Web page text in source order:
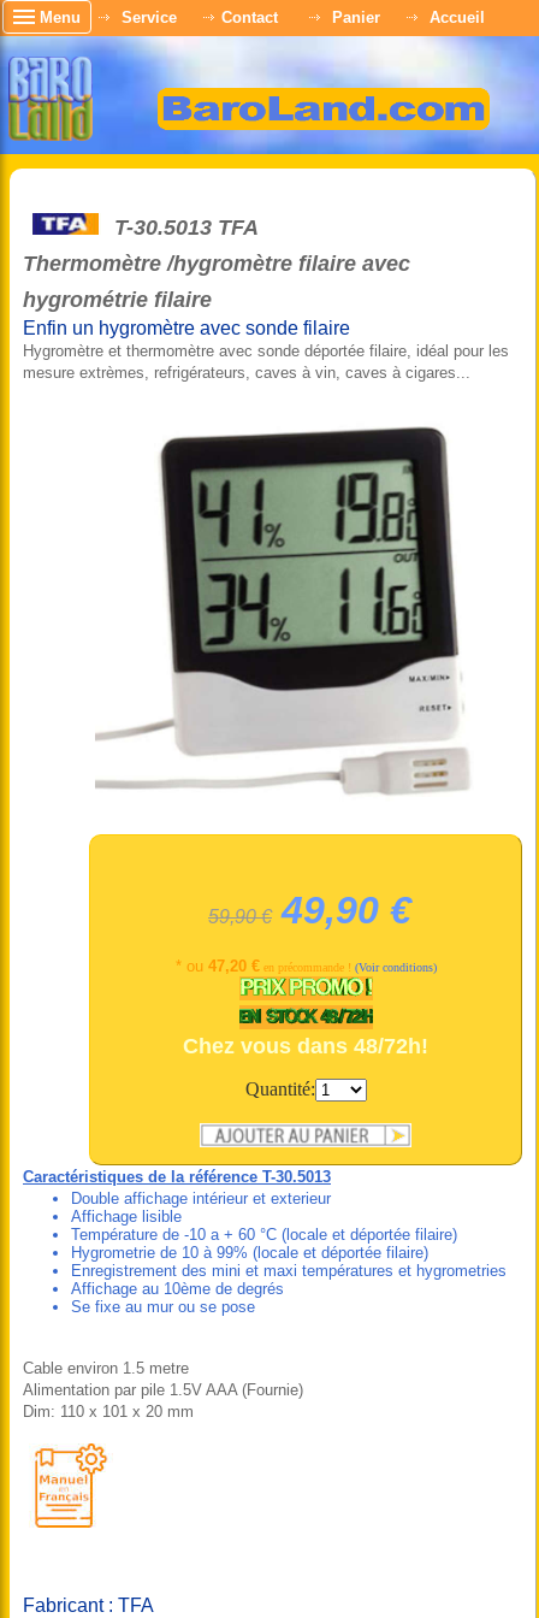
Menu Service Contact Panier Accueil
T-30.5013 TFA
Thermomètre /hygromètre filaire avec
hygrométrie filaire
Enfin un hygromètre avec sonde filaire
Hygromètre et thermomètre avec sonde déportée filaire, idéal pour les
mesure extrèmes, refrigérateurs, caves à vin, caves à cigares...
59,90 € 49,90 €
* ou 47,20 €en précommande ! (Voir conditions)
Chez vous dans 48/72h!
Quantité:
Caractéristiques de la référence T-30.5013
Double affichage intérieur et exterieur
Affichage lisible
Température de -10 a + 60 °C (locale et déportée filaire)
Hygrometrie de 10 à 99% (locale et déportée filaire)
Enregistrement des mini et maxi températures et hygrometries
Affichage au 10ème de degrés
Se fixe au mur ou se pose
Cable environ 1.5 metre
Alimentation par pile 1.5V AAA (Fournie)
Dim: 110 x 101 x 20 mm
Fabricant : TFA